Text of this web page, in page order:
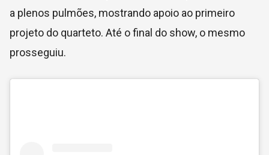
a plenos pulmões, mostrando apoio ao primeiro
projeto do quarteto. Até o final do show, o mesmo
prosseguiu.